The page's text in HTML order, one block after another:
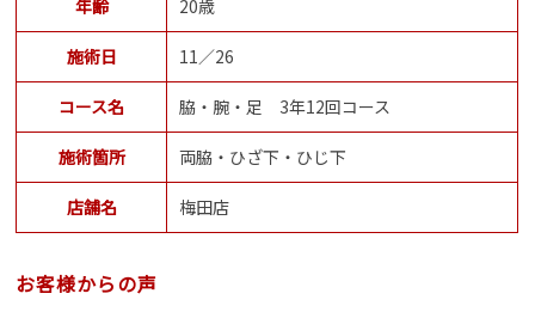
年齢 20歳
施術日 11／26
コース名 脇・腕・足 3年12回コース
施術箇所 両脇・ひざ下・ひじ下
店舗名 梅田店
お客様からの声